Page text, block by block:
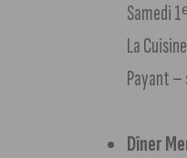
Samedi
La
Payant –
Dîner